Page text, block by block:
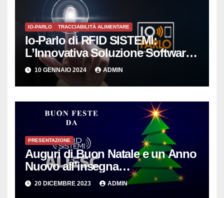
IO-PARLO TRACCIABILITÀ ALIMENTARE
Io-Parlo di RFID SISTEMI:
L’Innovativa Soluzione Software
per la Gestione Intelligente delle
Copie Digitali
10 GENNAIO 2024 ADMIN
PRESENTAZIONE
Auguri di Buon Natale e un Anno
Nuovo all’insegna
dell’Innovazione per le PMI
20 DICEMBRE 2023 ADMIN